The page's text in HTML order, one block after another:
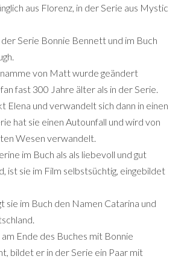
aus Florenz, in der Serie aus Mystic
Serie Bonnie Bennett und im Buch
von Matt wurde geändert
fast 300 Jahre älter als in der Serie.
Elena und verwandelt sich dann in einen
hat sie einen Autounfall und wird von
Wesen verwandelt.
im Buch als als liebevoll und gut
ist sie im Film selbstsüchtig, eingebildet
sie im Buch den Namen Catarina und
Ende des Buches mit Bonnie
bildet er in der Serie ein Paar mit